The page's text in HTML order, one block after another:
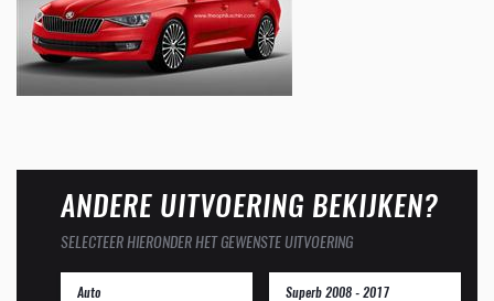
ANDERE UITVOERING BEKIJKEN?
SELECTEER HIERONDER HET GEWENSTE UITVOERING